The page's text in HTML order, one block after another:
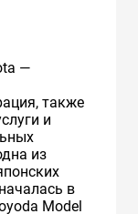
—
также
и
из
в
Model